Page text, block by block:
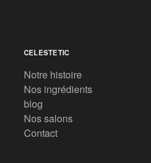
CELESTETIC
Notre histoire
Nos ingrédients
blog
Nos salons
Contact